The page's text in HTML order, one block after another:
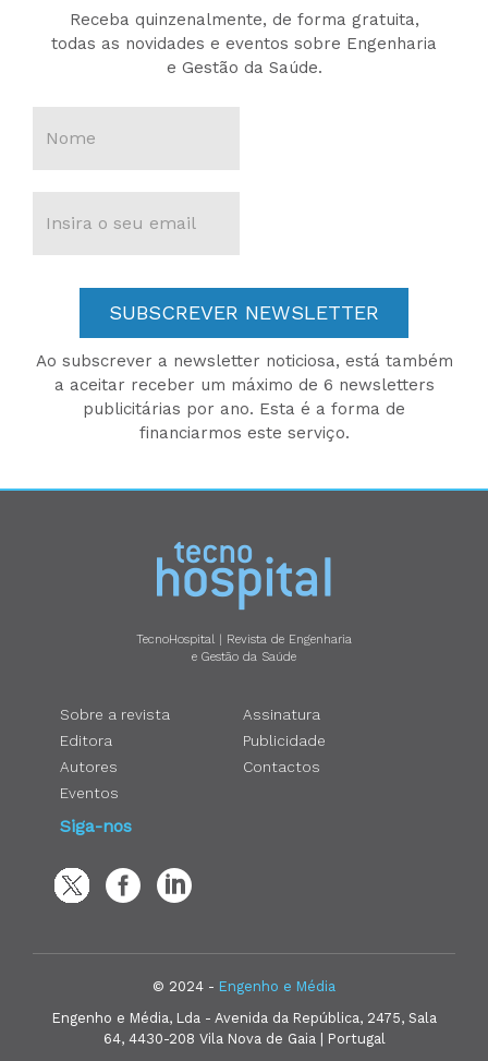
Receba quinzenalmente, de forma gratuita,
todas as novidades e eventos sobre Engenharia
e Gestão da Saúde.
SUBSCREVER NEWSLETTER
Ao subscrever a newsletter noticiosa, está também
a aceitar receber um máximo de 6 newsletters
publicitárias por ano. Esta é a forma de
financiarmos este serviço.
TecnoHospital | Revista de Engenharia
e Gestão da Saúde
Sobre a revista
Editora
Autores
Eventos
Assinatura
Publicidade
Contactos
Siga-nos
© 2024 - Engenho e Média
Engenho e Média, Lda - Avenida da República, 2475, Sala
64, 4430-208 Vila Nova de Gaia | Portugal